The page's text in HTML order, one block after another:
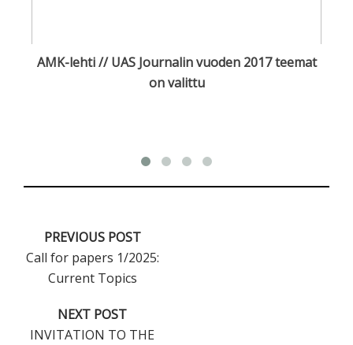
AMK-lehti // UAS Journalin vuoden 2017 teemat
on valittu
PREVIOUS POST
Call for papers 1/2025:
Current Topics
NEXT POST
INVITATION TO THE